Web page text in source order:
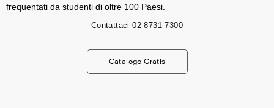
frequentati da studenti di oltre 100 Paesi.
Contattaci 02 8731 7300
Catalogo Gratis